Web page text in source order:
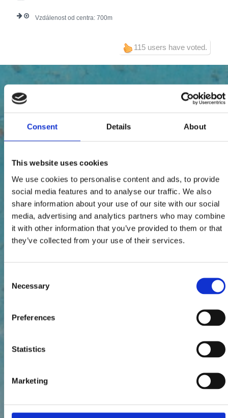
Consent Details About
This website uses cookies
We use cookies to personalise content and ads, to provide
social media features and to analyse our traffic. We also
share information about your use of our site with our social
media, advertising and analytics partners who may combine
it with other information that you’ve provided to them or that
they’ve collected from your use of their services.
Selection
Necessary
Preferences
Statistics
Marketing
Vzdálenost od centra: 700
115 users have voted.